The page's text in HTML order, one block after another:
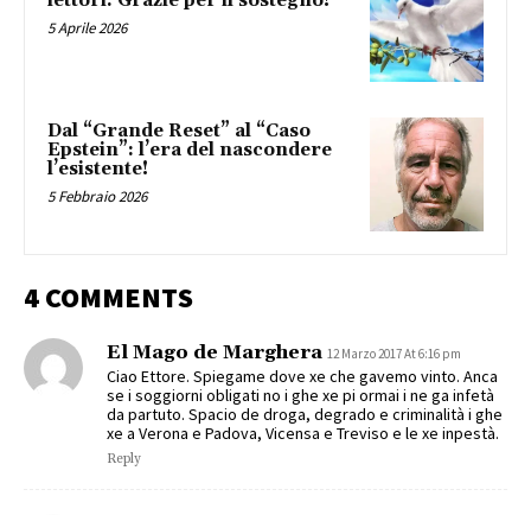
5 Aprile 2026
Dal “Grande Reset” al “Caso
Epstein”: l’era del nascondere
l’esistente!
5 Febbraio 2026
4 COMMENTS
El Mago de Marghera 12 Marzo 2017 At 6:16 pm
Ciao Ettore. Spiegame dove xe che gavemo vinto. Anca
se i soggiorni obligati no i ghe xe pi ormai i ne ga infetà
da partuto. Spacio de droga, degrado e criminalità i ghe
xe a Verona e Padova, Vicensa e Treviso e le xe inpestà.
Reply